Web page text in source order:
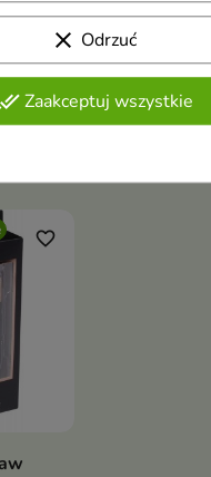
do
1
Top Choice
Design
twarzy
favorite_border
clear Odrzuć
Zaakceptuj wszystkie